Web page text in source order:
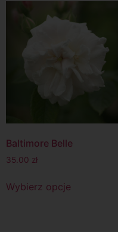
Baltimore Belle
35.00 zł
Wybierz opcje